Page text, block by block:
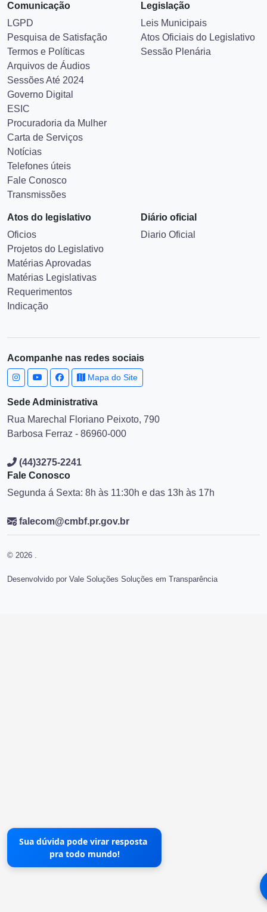
Comunicação
LGPD
Pesquisa de Satisfação
Termos e Políticas
Arquivos de Áudios
Sessões Até 2024
Governo Digital
ESIC
Procuradoria da Mulher
Carta de Serviços
Notícias
Telefones úteis
Fale Conosco
Transmissões
Legislação
Leis Municipais
Atos Oficiais do Legislativo
Sessão Plenária
Atos do legislativo
Oficios
Projetos do Legislativo
Matérias Aprovadas
Matérias Legislativas
Requerimentos
Indicação
Diário oficial
Diario Oficial
Acompanhe nas redes sociais
Mapa do Site
Sede Administrativa
Rua Marechal Floriano Peixoto, 790
Barbosa Ferraz - 86960-000
(44)3275-2241
Fale Conosco
Segunda á Sexta: 8h às 11:30h e das 13h às 17h
falecom@cmbf.pr.gov.br
© 2026 .
Desenvolvido por Vale Soluções Soluções em Transparência
Sua dúvida pode virar resposta
pra todo mundo!